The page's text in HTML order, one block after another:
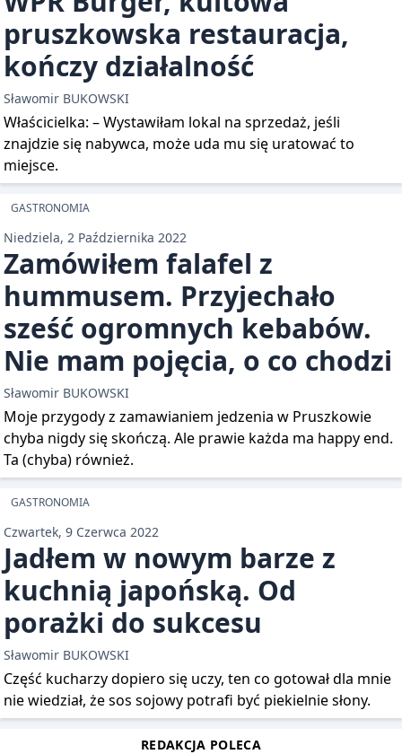
pruszkowska restauracja,
kończy działalność
Sławomir BUKOWSKI
Właścicielka: – Wystawiłam lokal na sprzedaż, jeśli
znajdzie się nabywca, może uda mu się uratować to
miejsce.
GASTRONOMIA
Niedziela, 2 Października 2022
Zamówiłem falafel z
hummusem. Przyjechało
sześć ogromnych kebabów.
Nie mam pojęcia, o co chodzi
Sławomir BUKOWSKI
Moje przygody z zamawianiem jedzenia w Pruszkowie
chyba nigdy się skończą. Ale prawie każda ma happy end.
Ta (chyba) również.
GASTRONOMIA
Czwartek, 9 Czerwca 2022
Jadłem w nowym barze z
kuchnią japońską. Od
porażki do sukcesu
Sławomir BUKOWSKI
Część kucharzy dopiero się uczy, ten co gotował dla mnie
nie wiedział, że sos sojowy potrafi być piekielnie słony.
REDAKCJA POLECA